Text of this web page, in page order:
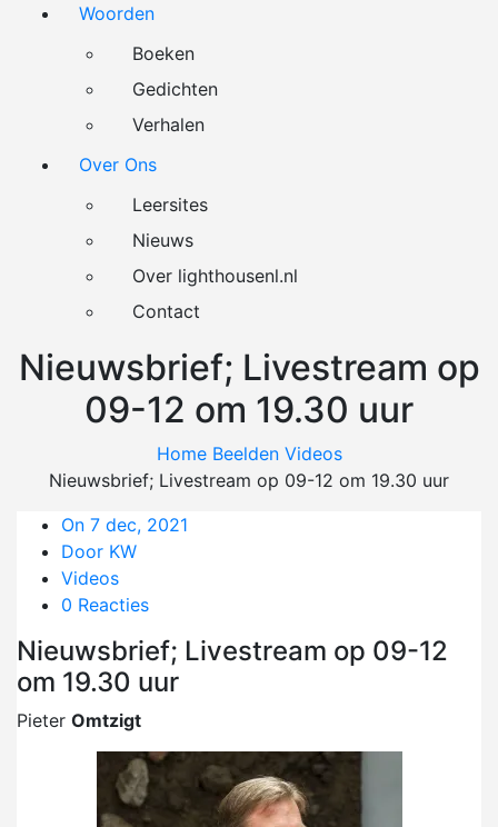
Woorden
Boeken
Gedichten
Verhalen
Over Ons
Leersites
Nieuws
Over lighthousenl.nl
Contact
Nieuwsbrief; Livestream op
09-12 om 19.30 uur
Home Beelden Videos
Nieuwsbrief; Livestream op 09-12 om 19.30 uur
On 7 dec, 2021
Door KW
Videos
0 Reacties
Nieuwsbrief; Livestream op 09-12
om 19.30 uur
Pieter Omtzigt